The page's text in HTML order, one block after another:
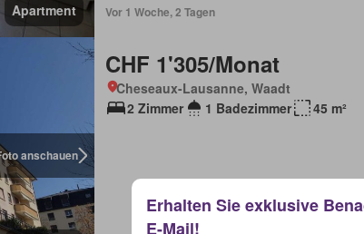
Apartment Vor 1 Woche, 2 Tagen
anschauen
CHF 1'305/Monat
Cheseaux-Lausanne, Waadt
2 Zimmer
1 Badezimmer 45 m²